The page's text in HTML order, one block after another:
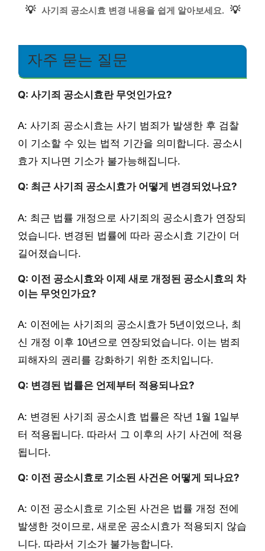
💡 사기죄 공소시효 변경 내용을 쉽게 알아보세요. 💡
자주 묻는 질문
Q: 사기죄 공소시효란 무엇인가요?
A: 사기죄 공소시효는 사기 범죄가 발생한 후 검찰
이 기소할 수 있는 법적 기간을 의미합니다. 공소시
효가 지나면 기소가 불가능해집니다.
Q: 최근 사기죄 공소시효가 어떻게 변경되었나요?
A: 최근 법률 개정으로 사기죄의 공소시효가 연장되
었습니다. 변경된 법률에 따라 공소시효 기간이 더
길어졌습니다.
Q: 이전 공소시효와 이제 새로 개정된 공소시효의 차
이는 무엇인가요?
A: 이전에는 사기죄의 공소시효가 5년이었으나, 최
신 개정 이후 10년으로 연장되었습니다. 이는 범죄
피해자의 권리를 강화하기 위한 조치입니다.
Q: 변경된 법률은 언제부터 적용되나요?
A: 변경된 사기죄 공소시효 법률은 작년 1월 1일부
터 적용됩니다. 따라서 그 이후의 사기 사건에 적용
됩니다.
Q: 이전 공소시효로 기소된 사건은 어떻게 되나요?
A: 이전 공소시효로 기소된 사건은 법률 개정 전에
발생한 것이므로, 새로운 공소시효가 적용되지 않습
니다. 따라서 기소가 불가능합니다.